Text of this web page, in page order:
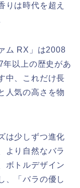
りは時代を超え
ム RX」は2008
以上の歴史があ
中、これだけ長
人気の高さを物
は少しずつ進化
より自然なバラ
ボトルデザイン
、「バラの優し